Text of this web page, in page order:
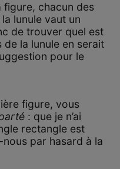
figure, chacun des
lunule vaut un
de trouver quel est
de la lunule en serait
pour le
figure, vous
: que je n’ai
rectangle est
par hasard à la